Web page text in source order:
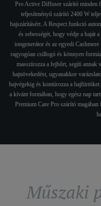
Pro Active Diffuser szárító minden
teljesítményű szárító 2400 W
hajszárításért. A Respect funkció
és sebességét, hogy védje a haját
iongenerátor és az egyedi
ragyogóan csillogó és könnyen
masszírozza a fejbőrt, segíti annak
hajnövekedést, ugyanakkor
hajvégekig és kontúrozza a
a kívánt formában, hogy egész nap
Premium Care Pro szárító
Műszaki